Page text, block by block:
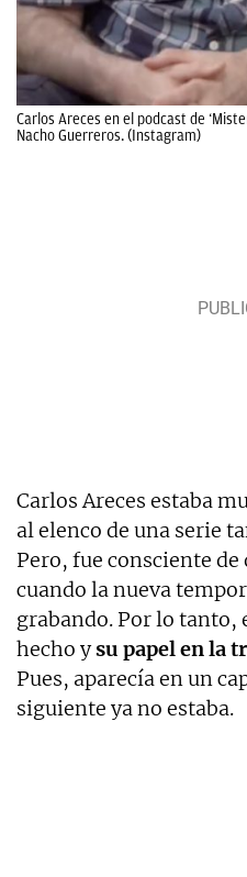
Carlos Areces en el podcast de
Nacho Guerreros. (Instagram)
Carlos Areces estaba
al elenco de una serie
Pero, fue consciente
cuando la nueva
grabando. Por lo tanto,
hecho ysu papel en la
Pues, aparecía en un
siguiente ya no estaba.